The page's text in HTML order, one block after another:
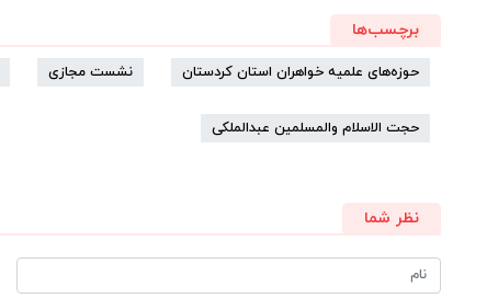
برچسب‌ها
حوزه‌های علمیه خواهران استان کردستان نشست مجازی
حجت الاسلام والمسلمین عبدالملکی
نظر شما